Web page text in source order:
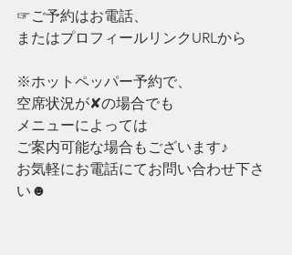
☞ご予約はお電話、
またはプロフィールリンクURLから
※ホットペッパー予約で、
空席状況が✘の場合でも
メニューによっては
ご案内可能な場合もございます♪
お気軽にお電話にてお問い合わせ下さ
い☻